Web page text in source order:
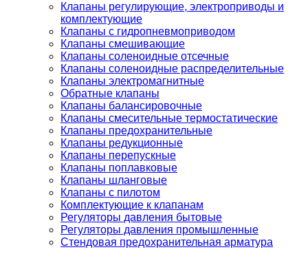
Клапаны регулирующие, электроприводы и
комплектующие
Клапаны с гидропневмоприводом
Клапаны смешивающие
Клапаны соленоидные отсечные
Клапаны соленоидные распределительные
Клапаны электромагнитные
Обратные клапаны
Клапаны балансировочные
Клапаны смесительные термостатические
Клапаны предохранительные
Клапаны редукционные
Клапаны перепускные
Клапаны поплавковые
Клапаны шланговые
Клапаны с пилотом
Комплектующие к клапанам
Регуляторы давления бытовые
Регуляторы давления промышленные
Стендовая предохранительная арматура